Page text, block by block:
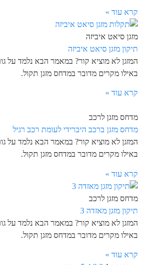
קרא עוד »
מזגן סיאט איביזה
תיקון מזגן סיאט איביזה
המזגן לא מוציא קור? במאמר הבא נלמד על
באילו מקרים מדובר במדחס מזגן תקול.
קרא עוד »
מדחס מזגן לרכב
מדחס מזגן ברכב היברידי לעומת רכב רגיל
המזגן לא מוציא קור? במאמר הבא נלמד על
באילו מקרים מדובר במדחס מזגן תקול.
קרא עוד »
מדחס מזגן לרכב
תיקון מזגן מאזדה 3
המזגן לא מוציא קור? במאמר הבא נלמד על
באילו מקרים מדובר במדחס מזגן תקול.
קרא עוד »